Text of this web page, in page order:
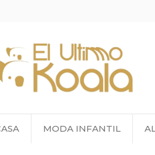
MODA INFANTIL